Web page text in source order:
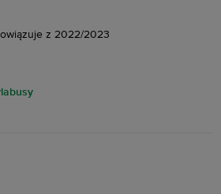
z 2022/2023